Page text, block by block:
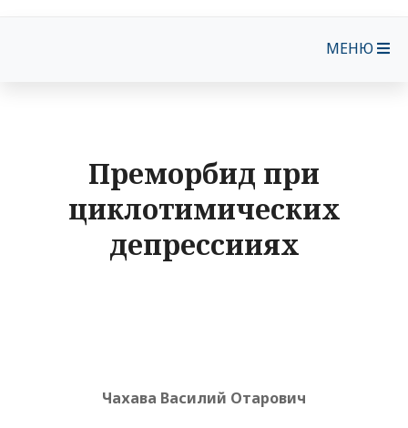
МЕНЮ
Преморбид при
циклотимических
депрессииях
Чахава Василий Отарович